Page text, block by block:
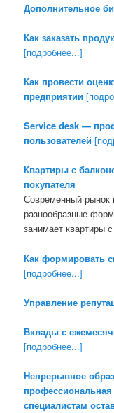
Дополнительное
Как заказать
[подробнее...]
Как провести
предприятии
Service desk —
пользователей
Квартиры с
покупателя
Современный рынок
разнообразные
занимает квартиры
Как формировать
[подробнее...]
Управление
Вклады с
[подробнее...]
Непрерывное
профессиональная
специалистам